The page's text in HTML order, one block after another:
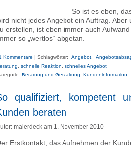
So ist es eben,
nicht jedes Angebot ein Auftrag. Aber
erstellen, ist eben immer auch
so „wertlos“ abgetan.
Kommentare | Schlagwörter: Angebot,
schnelle Reaktion
schnelles Angebot
Beratung und Gestaltung Kundeninformation
qualifiziert, kompetent
beraten
malerdeck am 1. November 2010
Erstkontakt, das Aufnehmen der